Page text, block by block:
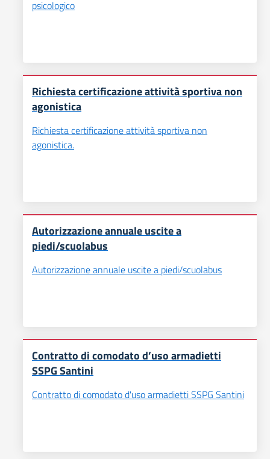
psicologico
Richiesta certificazione attività sportiva non
agonistica
Richiesta certificazione attività sportiva non
agonistica.
Autorizzazione annuale uscite a
piedi/scuolabus
Autorizzazione annuale uscite a piedi/scuolabus
Contratto di comodato d’uso armadietti
SSPG Santini
Contratto di comodato d'uso armadietti SSPG Santini